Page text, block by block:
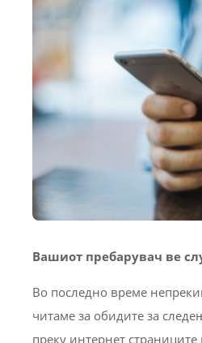
Вашиот пребарувач ве
Во последно време
читаме за обидите за
преку интернет страниците